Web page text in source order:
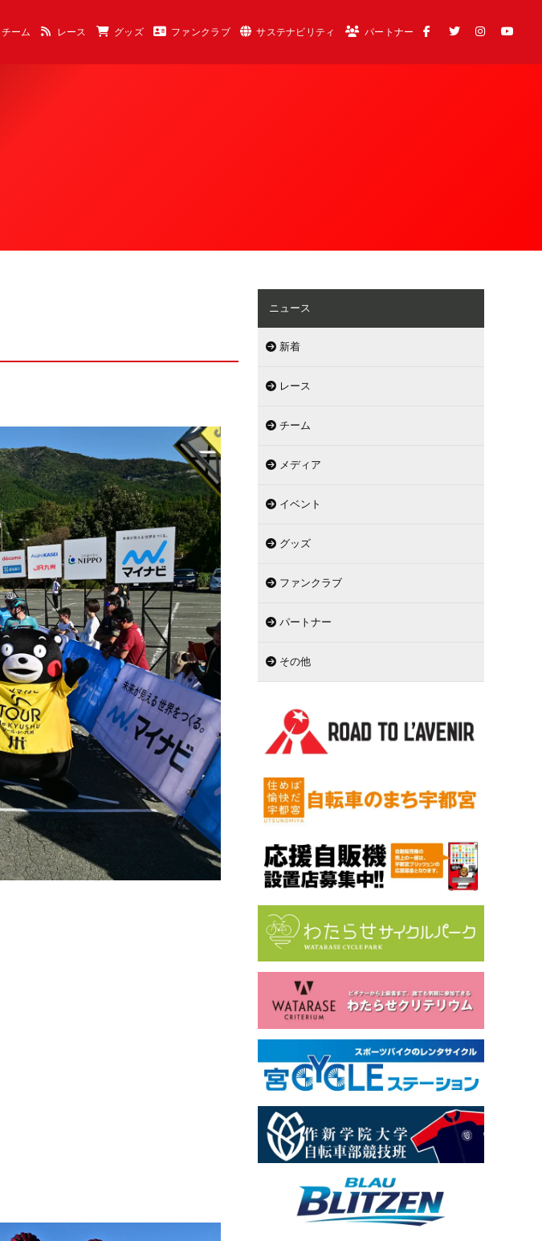
チーム レース グッズ ファンクラブ サステナビリティ パートナー
ニュース
新着
レース
チーム
メディア
イベント
グッズ
ファンクラブ
パートナー
その他